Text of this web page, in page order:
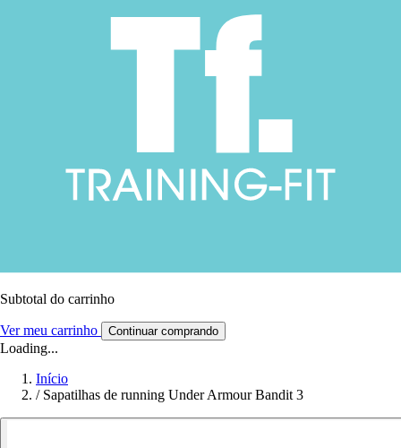
Subtotal do carrinho
Ver meu carrinho Continuar comprando
Loading...
Início
/ Sapatilhas de running Under Armour Bandit 3